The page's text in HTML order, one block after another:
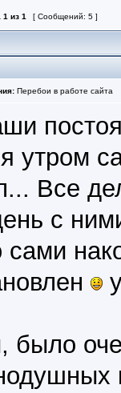
1 из 1 [ Сообщений: 5 ]
Перебои в работе сайта
утром
Все
с
сами
было